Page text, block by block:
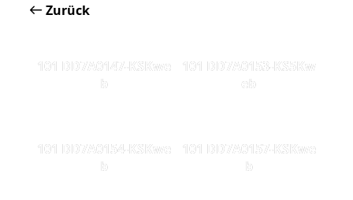
Zurück
101 DD7A0147-KSKwe
b
101 DD7A0153-KS5Kw
eb
101 DD7A0154-KSKwe
b
101 DD7A0157-KSKwe
b